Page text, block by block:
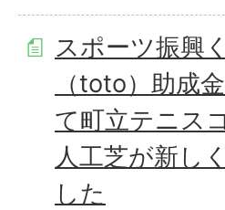
スポーツ振興
（toto）助成
て町立テニス
人工芝が新し
した